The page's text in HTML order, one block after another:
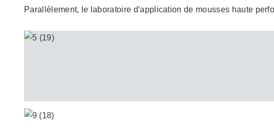
Parallèlement, le laboratoire d'application de mousses haute